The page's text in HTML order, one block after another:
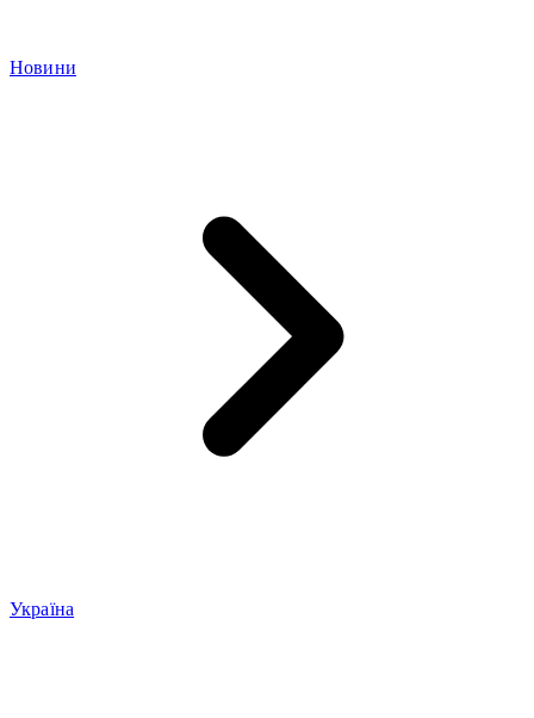
Новини
Україна